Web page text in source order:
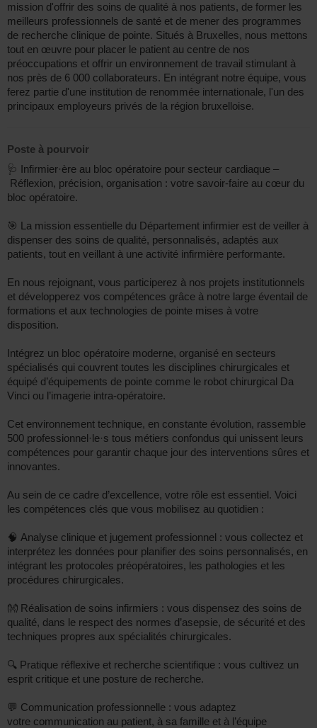
mission d'offrir des soins de qualité à nos patients, de former les
meilleurs professionnels de santé et de mener des programmes
de recherche clinique de pointe. Situés à Bruxelles, nous mettons
tout en œuvre pour placer le patient au centre de nos
préoccupations et offrir un environnement de travail stimulant à
nos près de 6 000 collaborateurs. En intégrant notre équipe, vous
ferez partie d'une institution de renommée internationale, l'un des
principaux employeurs privés de la région bruxelloise.
Poste à pourvoir
🩺 Infirmier·ère au bloc opératoire pour secteur cardiaque –
Réflexion, précision, organisation : votre savoir-faire au cœur du
bloc opératoire.
🎯 La mission essentielle du Département infirmier est de veiller à
dispenser des soins de qualité, personnalisés, adaptés aux
patients, tout en veillant à une activité infirmière performante.
En nous rejoignant, vous participerez à nos projets institutionnels
et développerez vos compétences grâce à notre large éventail de
formations et aux technologies de pointe mises à votre
disposition.
Intégrez un bloc opératoire moderne, organisé en secteurs
spécialisés qui couvrent toutes les disciplines chirurgicales et
équipé d’équipements de pointe comme le robot chirurgical Da
Vinci ou l’imagerie intra-opératoire.
Cet environnement technique, en constante évolution, rassemble
500 professionnel·le·s tous métiers confondus qui unissent leurs
compétences pour garantir chaque jour des interventions sûres et
innovantes.
Au sein de ce cadre d’excellence, votre rôle est essentiel. Voici
les compétences clés que vous mobilisez au quotidien :
🧠 Analyse clinique et jugement professionnel : vous collectez et
interprétez les données pour planifier des soins personnalisés, en
intégrant les protocoles préopératoires, les pathologies et les
procédures chirurgicales.
👐 Réalisation de soins infirmiers : vous dispensez des soins de
qualité, dans le respect des normes d’asepsie, de sécurité et des
techniques propres aux spécialités chirurgicales.
🔍 Pratique réflexive et recherche scientifique : vous cultivez un
esprit critique et une posture de recherche.
💬 Communication professionnelle : vous adaptez
votre communication au patient, à sa famille et à l’équipe